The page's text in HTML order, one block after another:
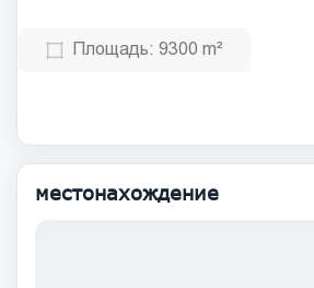
Площадь: 9300 m²
местонахождение